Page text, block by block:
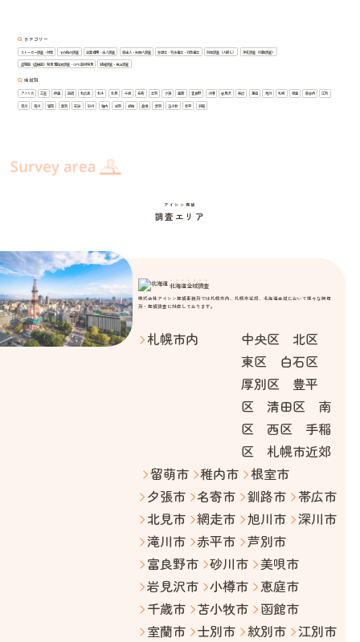
カテゴリー
ストーカー調査・対策 その他の調査 企業信用・法人調査 家出人・失踪人調査 弁護士・司法書士・行政書士 所在調査（人探し） 浮気調査（行動調査）
盗聴器（盗撮器）発見 電磁波調査・GPS器材発見 結婚調査・身上調査
地域別
アメリカ 三笠 伊達 函館 北広島 北斗 北見 千歳 名寄 士別 夕張 室蘭 富良野 小樽 岩見沢 帯広 恵庭 旭川 札幌 根室 歌志内 江別
深川 滝川 留萌 登別 石狩 砂川 稚内 紋別 網走 美唄 芦別 苫小牧 赤平 釧路
アイシン探偵
調査エリア
北海道全域調査
株式会社アイシン探偵事務所では札幌市内、札幌市近郊、北海道全域において様々な興信
所・探偵調査に対応しております。
札幌市内
中央区 北区
東区 白石区
厚別区 豊平
区 清田区 南
区 西区 手稲
区 札幌市近郊
留萌市
稚内市
根室市
夕張市
名寄市 釧路市
帯広市
北見市
網走市 旭川市
深川市
滝川市
赤平市
芦別市
富良野市
砂川市
美唄市
岩見沢市
小樽市
恵庭市
千歳市
苫小牧市
函館市
室蘭市
士別市 紋別市
江別市